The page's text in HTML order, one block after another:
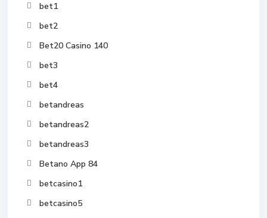
bet1
bet2
Bet20 Casino 140
bet3
bet4
betandreas
betandreas2
betandreas3
Betano App 84
betcasino1
betcasino5